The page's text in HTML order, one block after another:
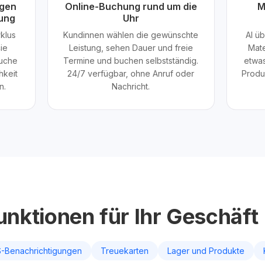
Online-Buchung rund um die
Uhr
Kundinnen wählen die gewünschte
Leistung, sehen Dauer und freie
Termine und buchen selbstständig.
24/7 verfügbar, ohne Anruf oder
Nachricht.
AI
für Ihr Geschäft
Benachrichtigungen Treuekarten Lager und Produkte